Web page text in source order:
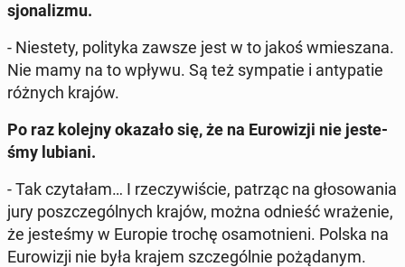
sjo­na­li­zmu.
- Nie­ste­ty, po­li­ty­ka zawsze jest w to jakoś wmie­sza­na.
Nie mamy na to wpływu. Są też sym­pa­tie i an­ty­pa­tie
różnych krajów.
Po raz kolejny okazało się, że na Eu­ro­wi­zji nie je­ste­
śmy lubiani.
- Tak czy­ta­łam… I rze­czy­wi­ście, patrząc na gło­so­wa­nia
jury po­szcze­gól­nych krajów, można odnieść wra­że­nie,
że je­ste­śmy w Europie trochę osa­mot­nie­ni. Polska na
Eu­ro­wi­zji nie była krajem szcze­gól­nie po­żą­da­nym.